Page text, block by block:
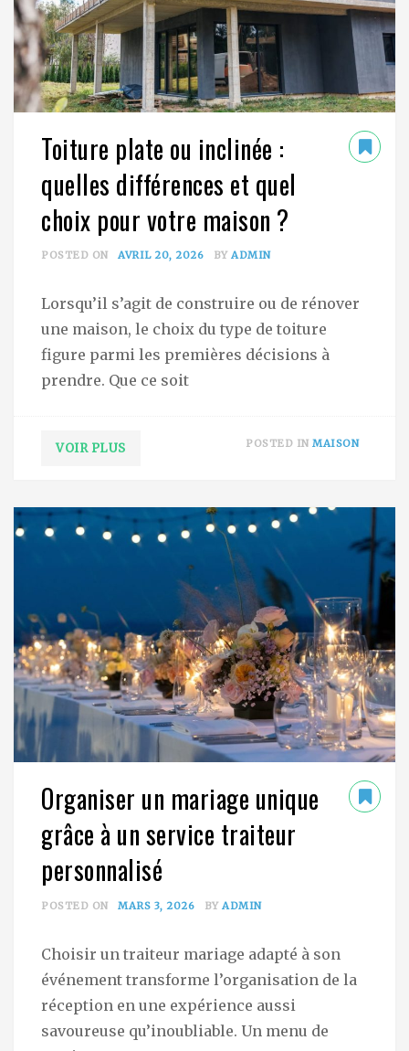
Toiture plate ou inclinée :
quelles différences et quel
choix pour votre maison ?
POSTED ON AVRIL 20, 2026 BY ADMIN
Lorsqu’il s’agit de construire ou de rénover
une maison, le choix du type de toiture
figure parmi les premières décisions à
prendre. Que ce soit
VOIR PLUS POSTED IN MAISON
Organiser un mariage unique
grâce à un service traiteur
personnalisé
POSTED ON MARS 3, 2026 BY ADMIN
Choisir un traiteur mariage adapté à son
événement transforme l’organisation de la
réception en une expérience aussi
savoureuse qu’inoubliable. Un menu de